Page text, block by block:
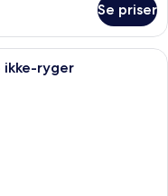
Se priser
med en stor seng,
ikke-ryger